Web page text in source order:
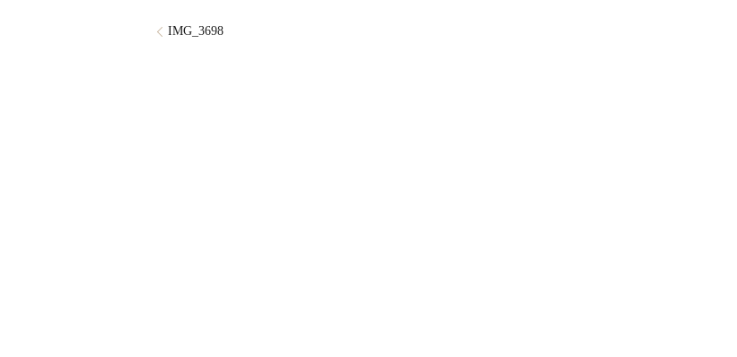
IMG_3698